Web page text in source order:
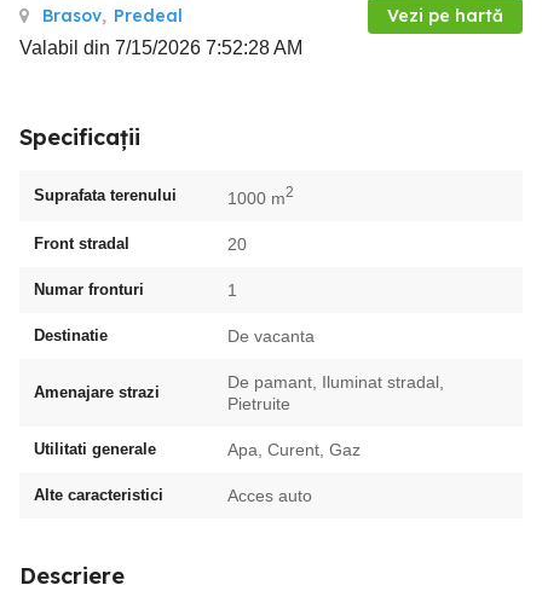
Brasov, Predeal Vezi pe hartă
Valabil din 7/15/2026 7:52:28 AM
Specificații
Suprafata terenului 1000 m2
Front stradal 20
Numar fronturi 1
Destinatie De vacanta
Amenajare strazi
De pamant, Iluminat stradal,
Pietruite
Utilitati generale Apa, Curent, Gaz
Alte caracteristici Acces auto
Descriere